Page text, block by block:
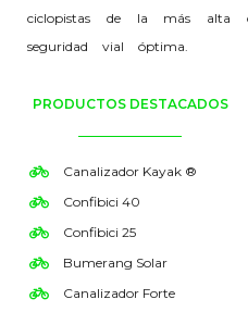
ciclopistas de la más alta
seguridad vial óptima.
PRODUCTOS DESTACADOS
Canalizador Kayak ®
Confibici 40
Confibici 25
Bumerang Solar
Canalizador Forte